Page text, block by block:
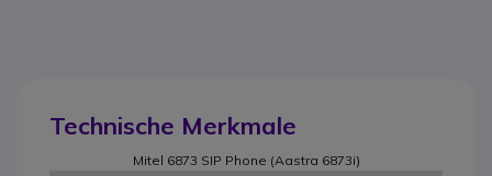
Technische Merkmale
Mitel 6873 SIP Phone (Aastra 6873i)